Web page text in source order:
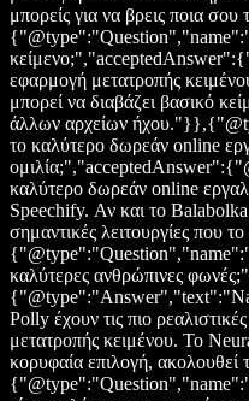
μπορείς για να βρεις ποια σου
εφαρμογή μετατροπής
μπορεί να διαβάζει βασικό
άλλων αρχείων
το καλύτερο δωρεάν online
καλύτερο δωρεάν online
Speechify. Αν και το Balabolka
σημαντικές λειτουργίες που
καλύτερες ανθρώπινες
Polly έχουν τις πιο
μετατροπής κειμένου. Το
κορυφαία επιλογή,